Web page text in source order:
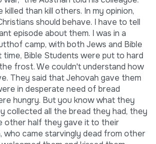
than kill others. In my opinion,
should behave. I have to tell
episode about them. I was in a
camp, with both Jews and Bible
Bible Students were put to hard
frost. We couldn't understand how
They said that Jehovah gave them
in desperate need of bread
hungry. But you know what they
collected all the bread they had, they
other half they gave it to their
came starvingly dead from other